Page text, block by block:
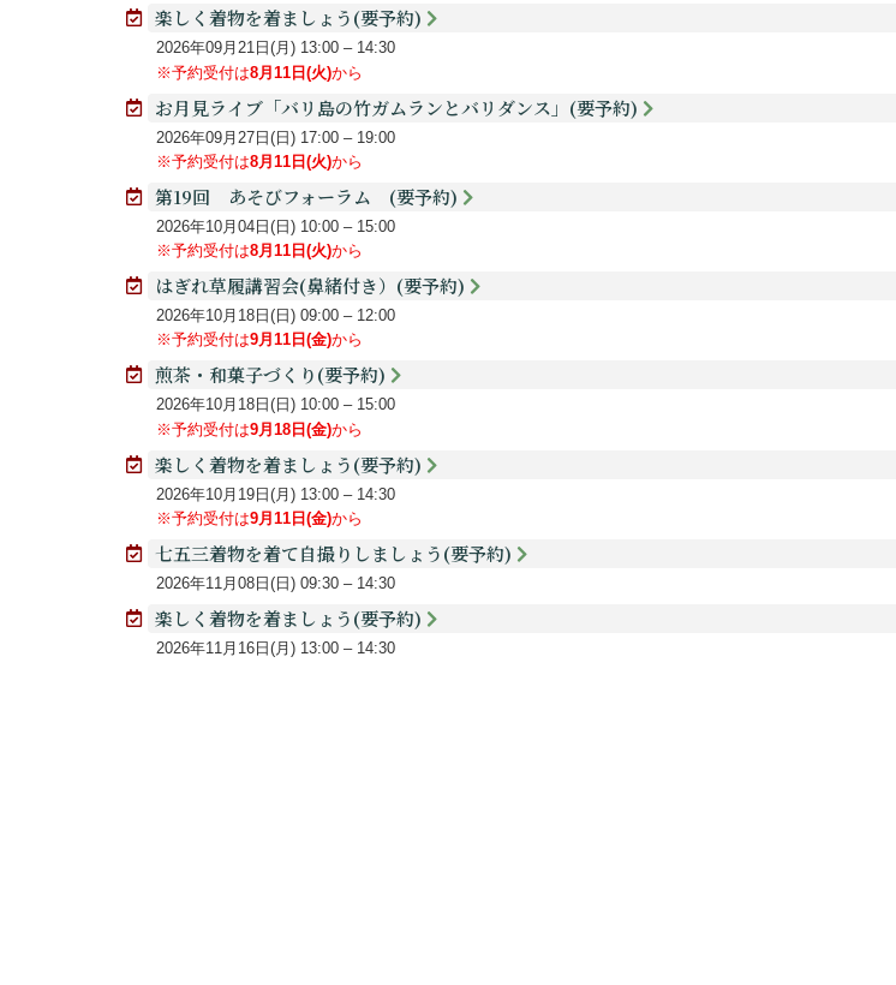
楽しく着物を着ましょう(要予約)
2026年09月21日(月) 13:00 – 14:30
※予約受付は8月11日(火)から
お月見ライブ「バリ島の竹ガムランとバリダンス」(要予約)
2026年09月27日(日) 17:00 – 19:00
※予約受付は8月11日(火)から
第19回 あそびフォーラム (要予約)
2026年10月04日(日) 10:00 – 15:00
※予約受付は8月11日(火)から
はぎれ草履講習会(鼻緒付き）(要予約)
2026年10月18日(日) 09:00 – 12:00
※予約受付は9月11日(金)から
煎茶・和菓子づくり(要予約)
2026年10月18日(日) 10:00 – 15:00
※予約受付は9月18日(金)から
楽しく着物を着ましょう(要予約)
2026年10月19日(月) 13:00 – 14:30
※予約受付は9月11日(金)から
七五三着物を着て自撮りしましょう(要予約)
2026年11月08日(日) 09:30 – 14:30
楽しく着物を着ましょう(要予約)
2026年11月16日(月) 13:00 – 14:30